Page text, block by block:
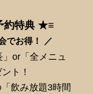
約特典 ★≡
でお得！ ／
」or「全メニュ
ト！
飲み放題3時間